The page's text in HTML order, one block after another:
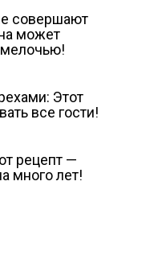
совершают
может
мелочью!
Этот
все гости!
рецепт —
много лет!